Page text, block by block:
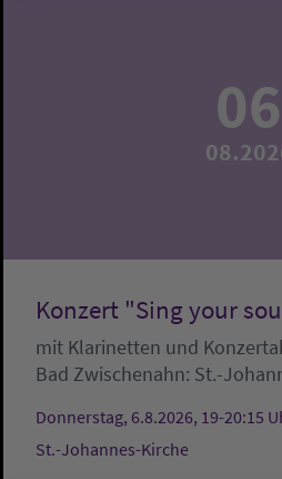
06
Konzert "Sing your
mit Klarinetten und
Bad Zwischenahn: St.-
Donnerstag, 6.8.2026, 19-20:15
St.-Johannes-Kirche